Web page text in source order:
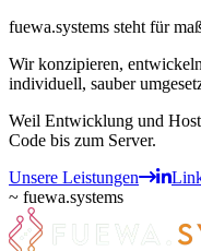
fuewa.systems steht für
Wir konzipieren,
individuell, sauber
Weil Entwicklung und
Code bis zum Server.
Unsere Leistungen
~ fuewa.systems